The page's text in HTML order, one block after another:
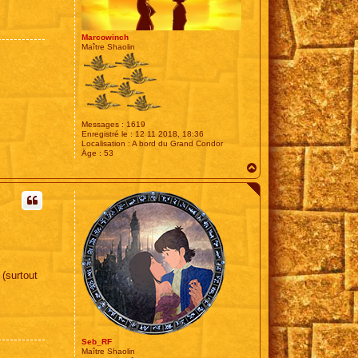
b
_
R
Marcowinch
Maître Shaolin
Messages : 1619
Enregistré le : 12 11 2018, 18:36
Localisation : A bord du Grand Condor
Âge : 53
a
u
Seb_RF
Maître Shaolin